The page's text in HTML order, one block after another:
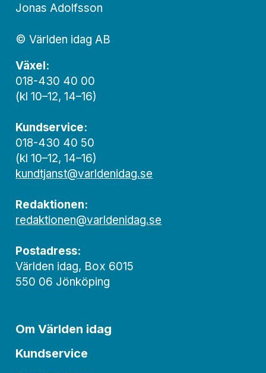
Jonas Adolfsson
© Världen idag AB
Växel:
018-430 40 00
(kl 10–12, 14–16)
Kundservice:
018-430 40 50
(kl 10–12, 14–16)
kundtjanst@varldenidag.se
Redaktionen:
redaktionen@varldenidag.se
Postadress:
Världen idag, Box 6015
550 06 Jönköping
Om Världen idag
Kundservice